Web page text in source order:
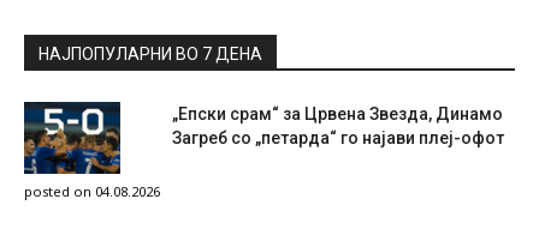
НАЈПОПУЛАРНИ ВО 7 ДЕНА
„Епски срам“ за Црвена Звезда, Динамо
Загреб со „петарда“ го најави плеј-офот
posted on 04.08.2026